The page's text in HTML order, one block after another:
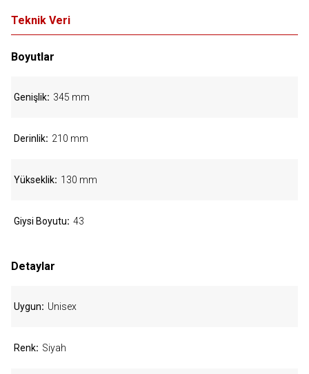
Teknik Veri
Boyutlar
Genişlik 345 mm
Derinlik 210 mm
Yükseklik 130 mm
Giysi Boyutu 43
Detaylar
Uygun Unisex
Renk Siyah